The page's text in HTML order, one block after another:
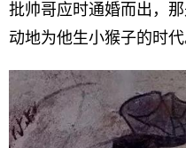
批帅哥应时通婚而出，
动地为他生小猴子的时代